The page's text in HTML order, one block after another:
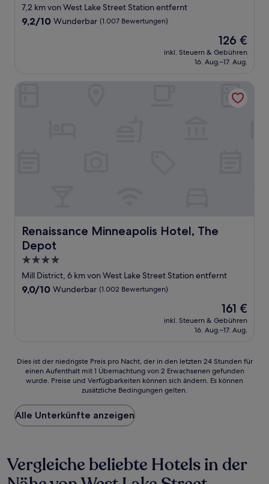
Sterne-
Unterkunft
7,2 km von West Lake Street Station entfernt
9.2
9,2/10 Wunderbar (1.007 Bewertungen)
Der
Preis
beträgt
126 €
inkl. Steuern & Gebühren
16. Aug.–17. Aug.
Renaissance Minneapolis Hotel, The
Depot
Renaissance Minneapolis Hotel, The Depot
4.0-
Sterne-
Unterkunft
Mill District, 6 km von West Lake Street Station entfernt
9.0
9,0/10 Wunderbar (1.002 Bewertungen)
Der
Preis
beträgt
161 €
inkl. Steuern & Gebühren
16. Aug.–17. Aug.
Dies
der
Preis
pro
Nacht,
den
letzten
24 Stunden
Dies ist der niedrigste Preis pro Nacht, der in den letzten 24 Stunden für
einen Aufenthalt mit 1 Übernachtung von 2 Erwachsenen gefunden
wurde. Preise und Verfügbarkeiten können sich ändern. Es können
zusätzliche Bedingungen gelten.
Alle Unterkünfte anzeigen
Vergleiche beliebte Hotels in der